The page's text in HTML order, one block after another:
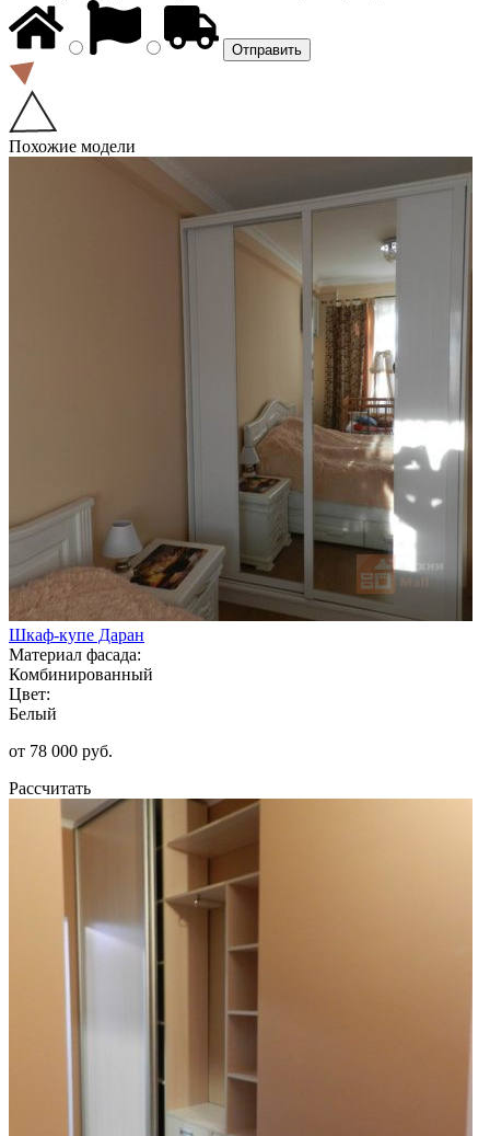
Похожие модели
Шкаф-купе Даран
Материал фасада:
Комбинированный
Цвет:
Белый
от 78 000 руб.
Рассчитать